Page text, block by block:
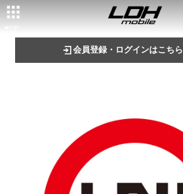
会員登録・ログインはこちら